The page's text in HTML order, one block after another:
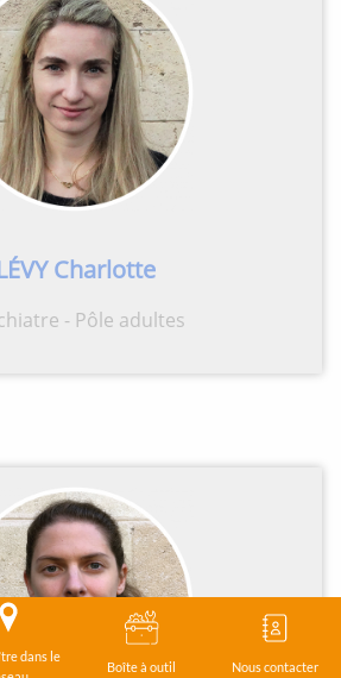
Charlotte
- Pôle adultes
dans le
Boîte à outil Nous contacter